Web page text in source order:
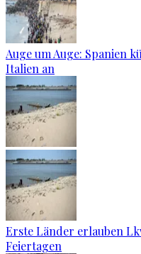
Auge um Auge: Spanien
Italien an
Erste Länder erlauben
Feiertagen